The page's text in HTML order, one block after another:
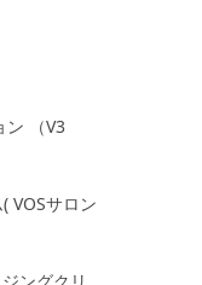
ン （V3
VOSサロン